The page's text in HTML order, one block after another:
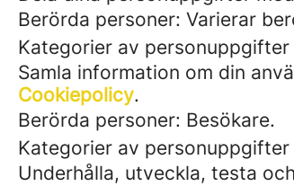
Berörda personer: Varierar
Kategorier av
Samla information om din
Cookiepolicy.
Berörda personer: Besökare.
Kategorier av
Underhålla, utveckla, testa